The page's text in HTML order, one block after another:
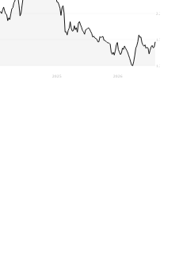
1.352
1.788
2.224
2025 2026